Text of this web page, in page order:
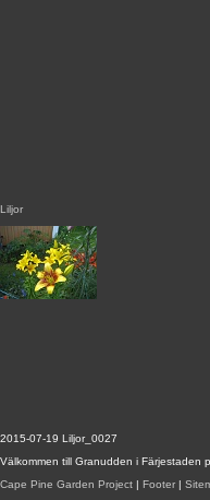
2015-07-19 Liljor_0027
Välkommen till Granudden i Färjestaden
Cape Pine Garden Project | Footer |
Liljor